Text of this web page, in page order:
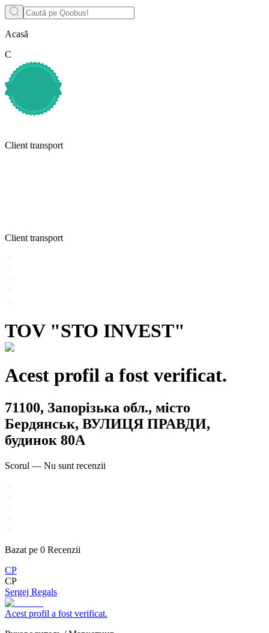
Acasă
С
Client transport
Client transport
TOV "STO INVEST"
Acest profil a fost verificat.
71100, Запорізька обл., місто
Бердянськ, ВУЛИЦЯ ПРАВДИ,
будинок 80А
Scorul — Nu sunt recenzii
Bazat pe 0 Recenzii
СР
СР
Sergej Regals
Acest profil a fost verificat.